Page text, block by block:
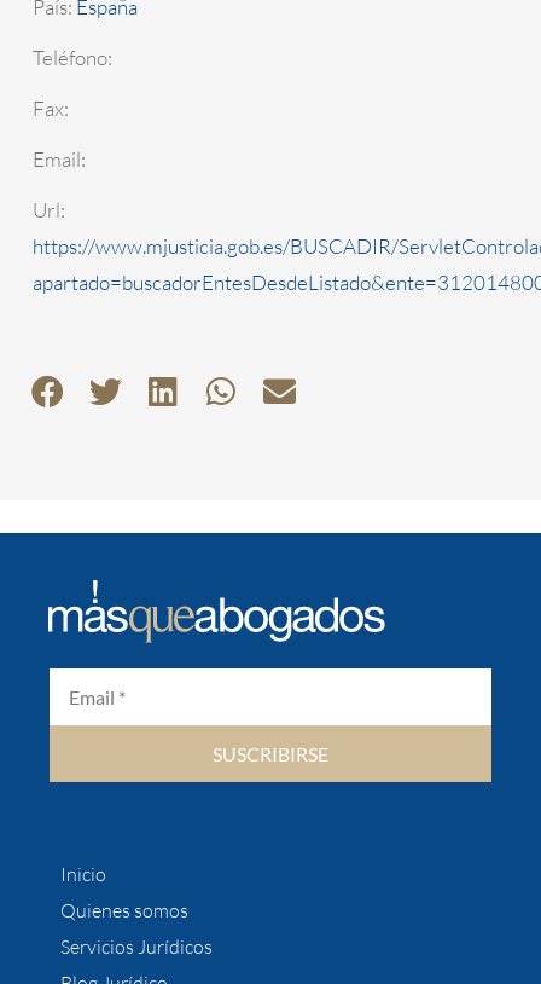
País: España
Teléfono:
Fax:
Email:
Url:
https://www.mjusticia.gob.es/BUSCADIR/
SUSCRIBIRSE
Inicio
Quienes somos
Servicios Jurídicos